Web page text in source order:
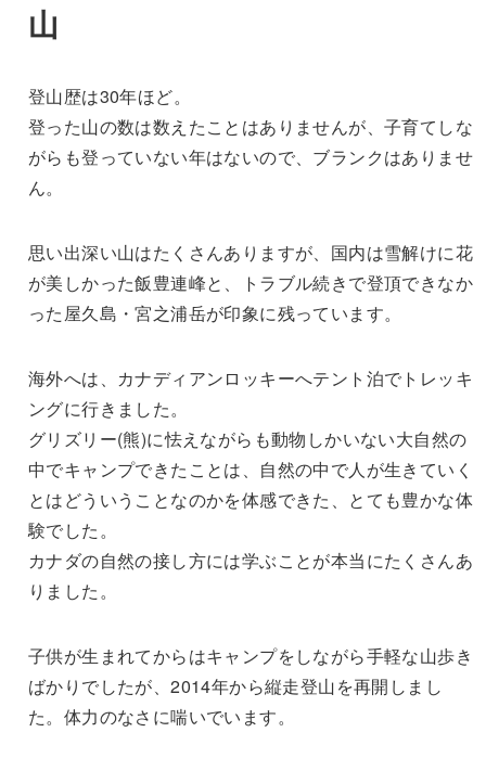
山
登山歴は30年ほど。
登った山の数は数えたことはありませんが、子育てしな
がらも登っていない年はないので、ブランクはありませ
ん。
思い出深い山はたくさんありますが、国内は雪解けに花
が美しかった飯豊連峰と、トラブル続きで登頂できなか
った屋久島・宮之浦岳が印象に残っています。
海外へは、カナディアンロッキーへテント泊でトレッキ
ングに行きました。
グリズリー(熊)に怯えながらも動物しかいない大自然の
中でキャンプできたことは、自然の中で人が生きていく
とはどういうことなのかを体感できた、とても豊かな体
験でした。
カナダの自然の接し方には学ぶことが本当にたくさんあ
りました。
子供が生まれてからはキャンプをしながら手軽な山歩き
ばかりでしたが、2014年から縦走登山を再開しまし
た。体力のなさに喘いでいます。